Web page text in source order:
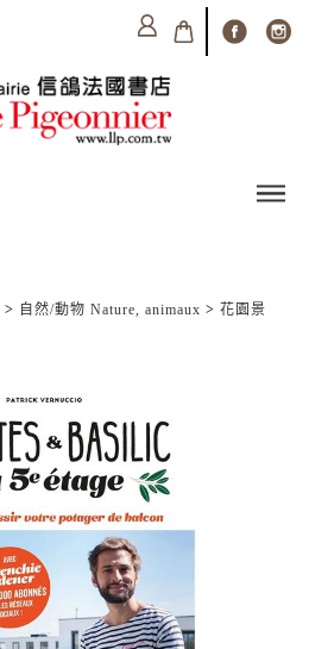
> 自然/動物 Nature, animaux > 花園景